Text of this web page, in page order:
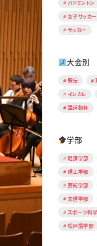
バドミントン
女子サッカー
サッカー
大会別
駅伝
インカレ
講道館杯
学部
経済学部
理工学部
芸術学部
文理学部
スポーツ科
松戸歯学部